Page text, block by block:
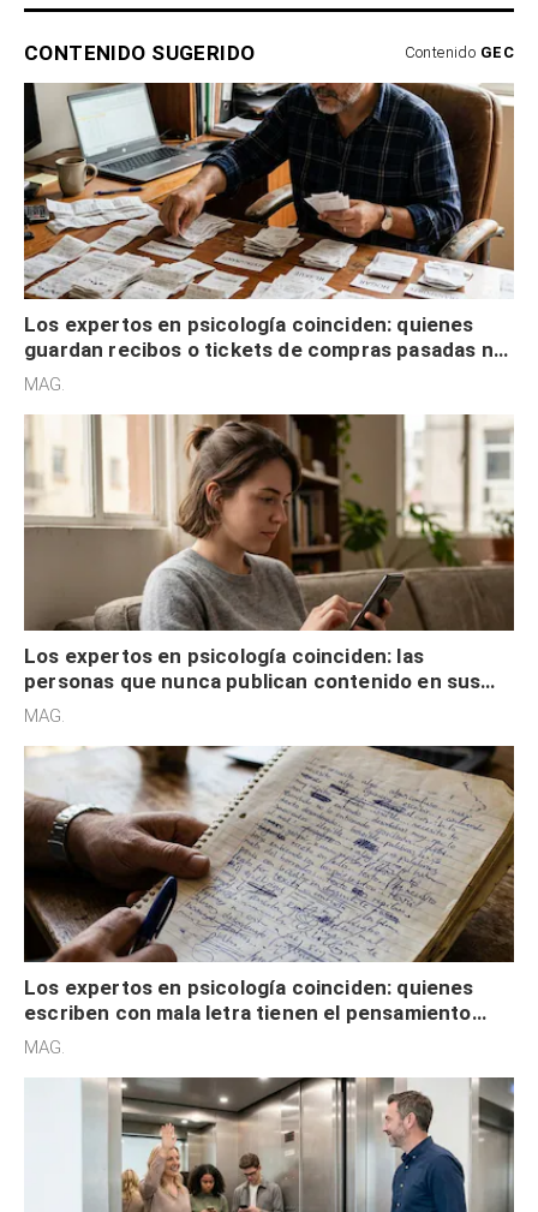
CONTENIDO SUGERIDO Contenido GEC
Los expertos en psicología coinciden: quienes
guardan recibos o tickets de compras pasadas no
son acumuladores, sino que tienen necesidad de
MAG.
Los expertos en psicología coinciden: las
personas que nunca publican contenido en sus
redes sociales no pretenden buscar validación
MAG.
Los expertos en psicología coinciden: quienes
escriben con mala letra tienen el pensamiento
acelerado y no lo hacen por desinterés
MAG.